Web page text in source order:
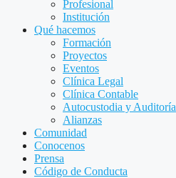
Profesional
Institución
Qué hacemos
Formación
Proyectos
Eventos
Clínica Legal
Clínica Contable
Autocustodia y Auditoría
Alianzas
Comunidad
Conocenos
Prensa
Código de Conducta